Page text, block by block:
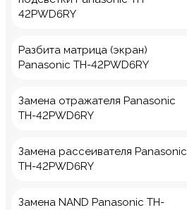
42PWD6RY
Разбита матрица (экран)
Panasonic TH-42PWD6RY
Замена отражателя Panasonic
TH-42PWD6RY
Замена рассеивателя Panasonic
TH-42PWD6RY
Замена NAND Panasonic TH-